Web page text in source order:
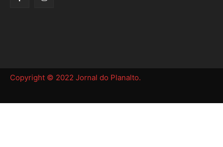
Copyright © 2022 Jornal do Planalto.